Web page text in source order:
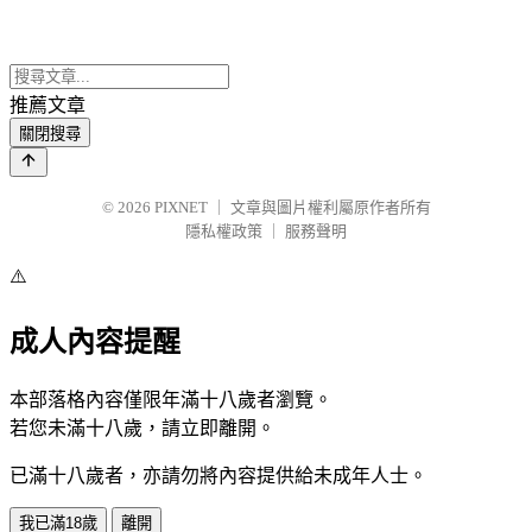
推薦文章
關閉搜尋
© 2026 PIXNET
文章與圖片權利屬原作者所有
隱私權政策
服務聲明
⚠️
成人內容提醒
本部落格內容僅限年滿十八歲者瀏覽。
若您未滿十八歲，請立即離開。
已滿十八歲者，亦請勿將內容提供給未成年人士。
我已滿18歲 離開